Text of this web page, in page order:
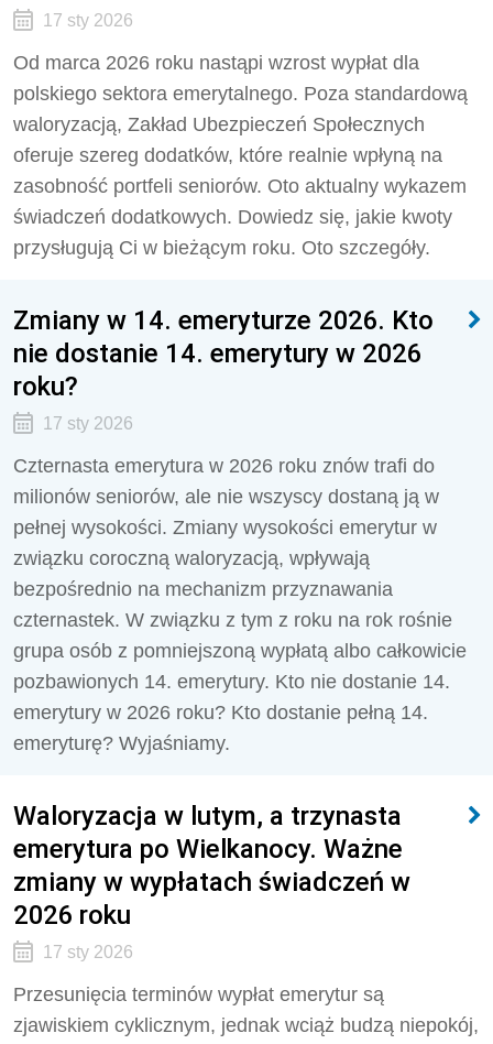
17 sty 2026
Od marca 2026 roku nastąpi wzrost wypłat dla
polskiego sektora emerytalnego. Poza standardową
waloryzacją, Zakład Ubezpieczeń Społecznych
oferuje szereg dodatków, które realnie wpłyną na
zasobność portfeli seniorów. Oto aktualny wykazem
świadczeń dodatkowych. Dowiedz się, jakie kwoty
przysługują Ci w bieżącym roku. Oto szczegóły.
Zmiany w 14. emeryturze 2026. Kto
nie dostanie 14. emerytury w 2026
roku?
17 sty 2026
Czternasta emerytura w 2026 roku znów trafi do
milionów seniorów, ale nie wszyscy dostaną ją w
pełnej wysokości. Zmiany wysokości emerytur w
związku coroczną waloryzacją, wpływają
bezpośrednio na mechanizm przyznawania
czternastek. W związku z tym z roku na rok rośnie
grupa osób z pomniejszoną wypłatą albo całkowicie
pozbawionych 14. emerytury. Kto nie dostanie 14.
emerytury w 2026 roku? Kto dostanie pełną 14.
emeryturę? Wyjaśniamy.
Waloryzacja w lutym, a trzynasta
emerytura po Wielkanocy. Ważne
zmiany w wypłatach świadczeń w
2026 roku
17 sty 2026
Przesunięcia terminów wypłat emerytur są
zjawiskiem cyklicznym, jednak wciąż budzą niepokój,